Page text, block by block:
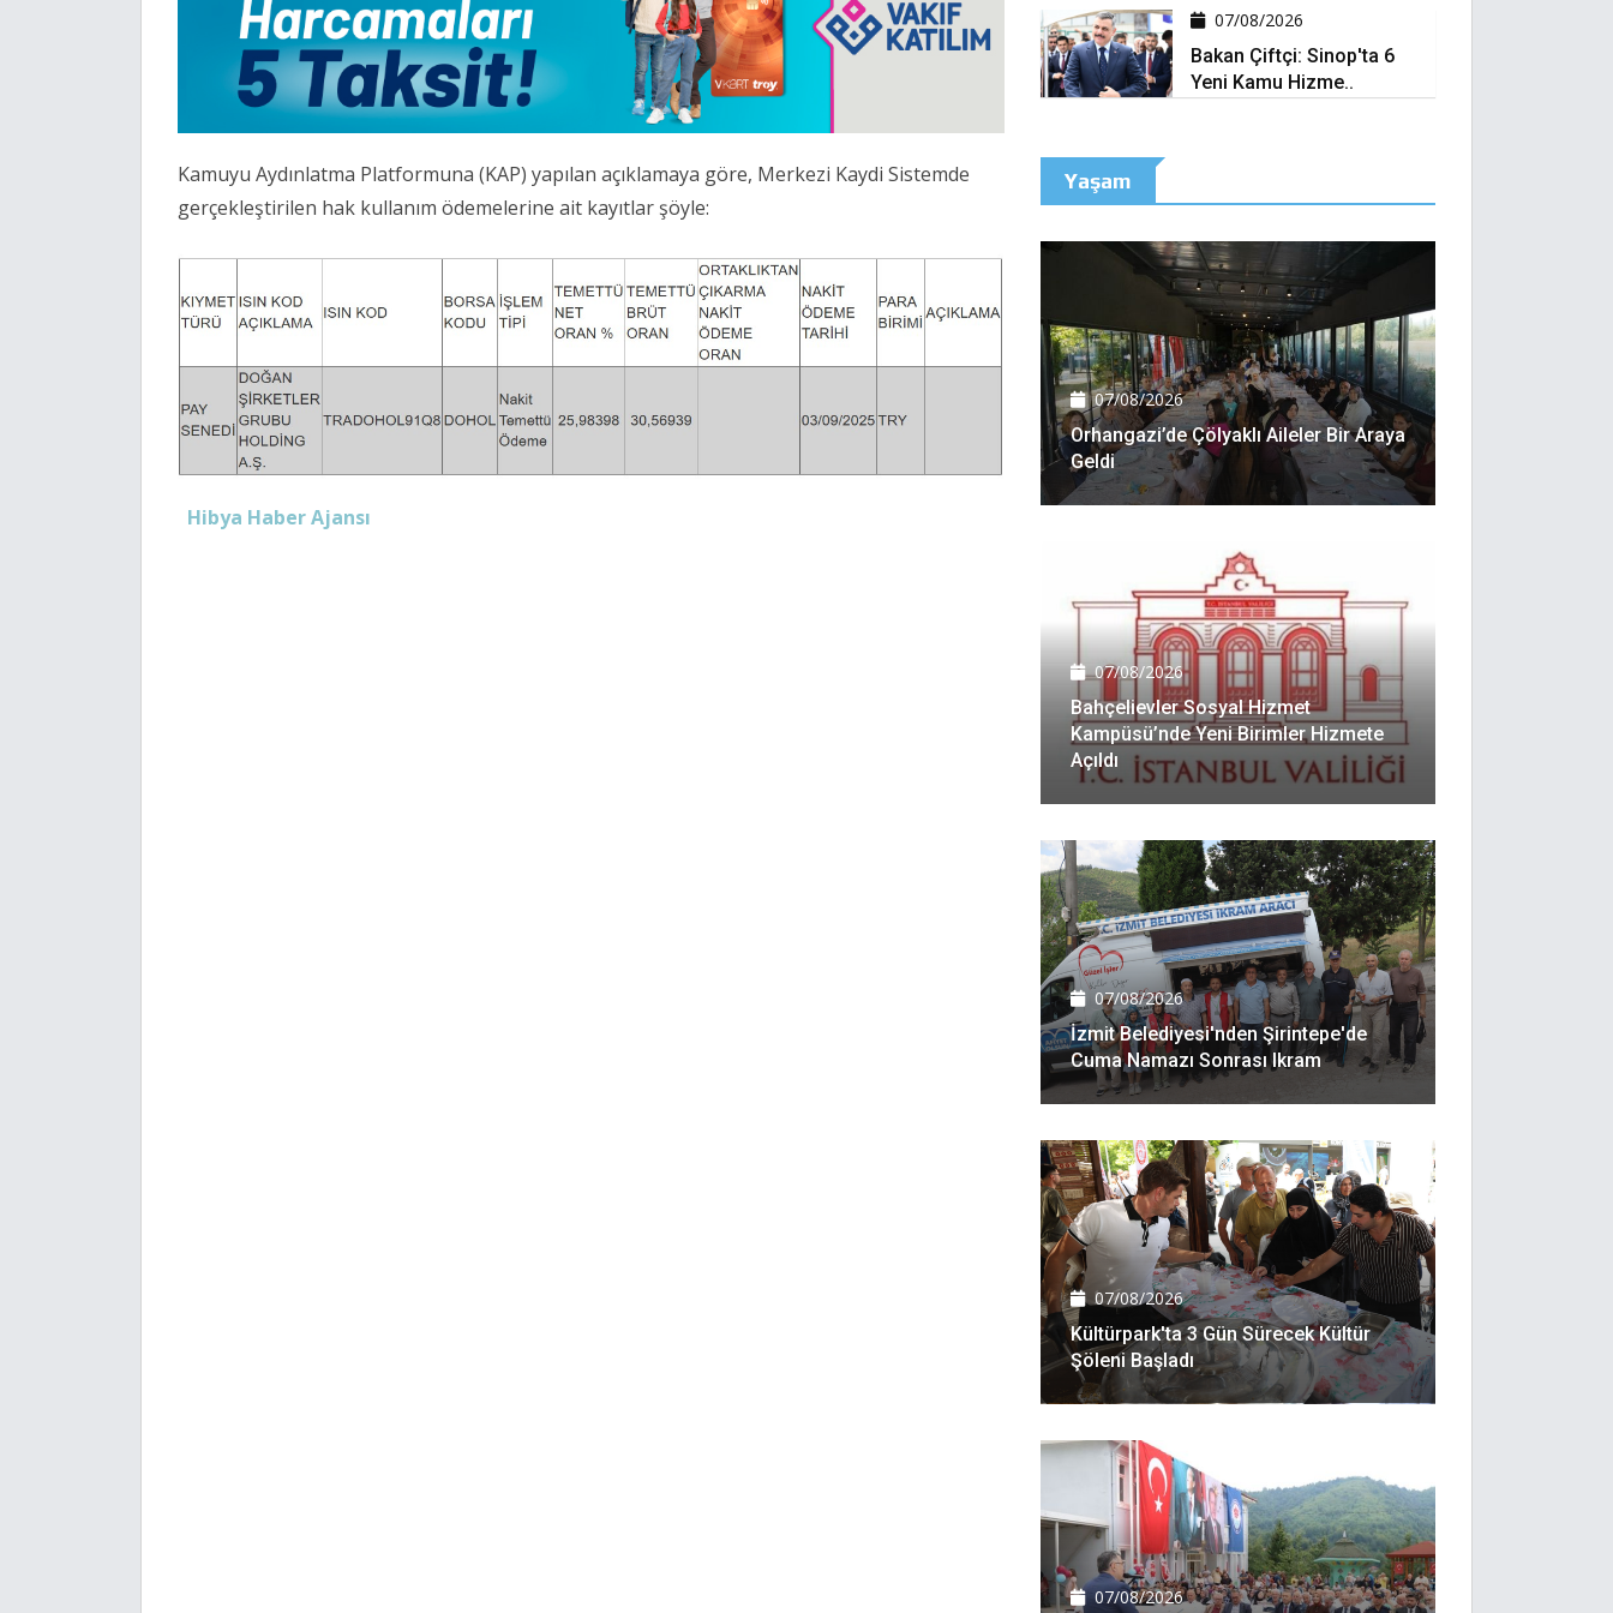
Kamuyu Aydınlatma Platformuna (KAP) yapılan açıklamaya göre, Merkezi Kaydi Sistemde
gerçekleştirilen hak kullanım ödemelerine ait kayıtlar şöyle:
Hibya Haber Ajansı
07/08/2026
Bakan Çiftçi: Sinop'ta 6
Yeni Kamu Hizme..
Yaşam
07/08/2026
Orhangazi’de Çölyaklı Aileler Bir Araya
Geldi
07/08/2026
Bahçelievler Sosyal Hizmet
Kampüsü’nde Yeni Birimler Hizmete
Açıldı
07/08/2026
İzmit Belediyesi'nden Şirintepe'de
Cuma Namazı Sonrası Ikram
07/08/2026
Kültürpark'ta 3 Gün Sürecek Kültür
Şöleni Başladı
07/08/2026